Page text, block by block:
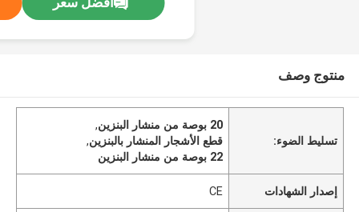
منتوج وصف
تسليط الضوء:
20 بوصة من منشار البنزين
,
قطع الأشجار المنشار بالبنزين,
22 بوصة من منشار البنزين
إصدار الشهادات CE